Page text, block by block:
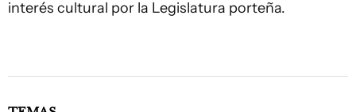
interés cultural por la Legislatura porteña.